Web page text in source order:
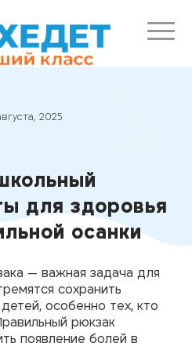
2025
для здоровья
осанки
— важная задача для
сохранить
особенно тех, кто
рюкзак
появление болей в